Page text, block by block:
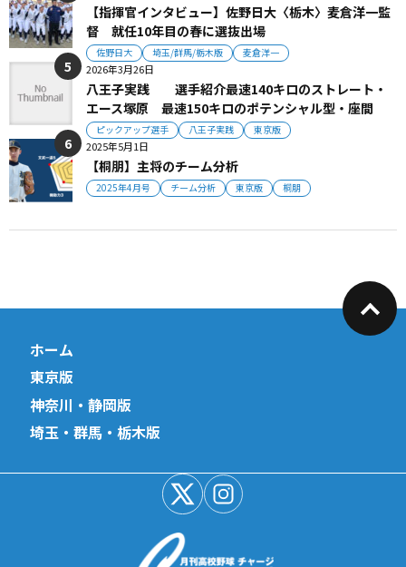
【指揮官インタビュー】佐野日大〈栃木〉麦倉洋一監
督 就任10年目の春に選抜出場
佐野日大 埼玉/群馬/栃木版 麦倉洋一
2026年3月26日
八王子実践 選手紹介最速140キロのストレート・
エース塚原 最速150キロのポテンシャル型・座間
ピックアップ選手 八王子実践 東京版
2025年5月1日
【桐朋】主将のチーム分析
2025年4月号 チーム分析 東京版 桐朋
ホーム
東京版
神奈川・静岡版
埼玉・群馬・栃木版